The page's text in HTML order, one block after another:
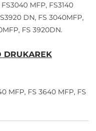
MFP, FS3140
DN, FS 3040MFP,
FS 3920DN.
DRUKAREK
MFP, FS 3640 MFP, FS